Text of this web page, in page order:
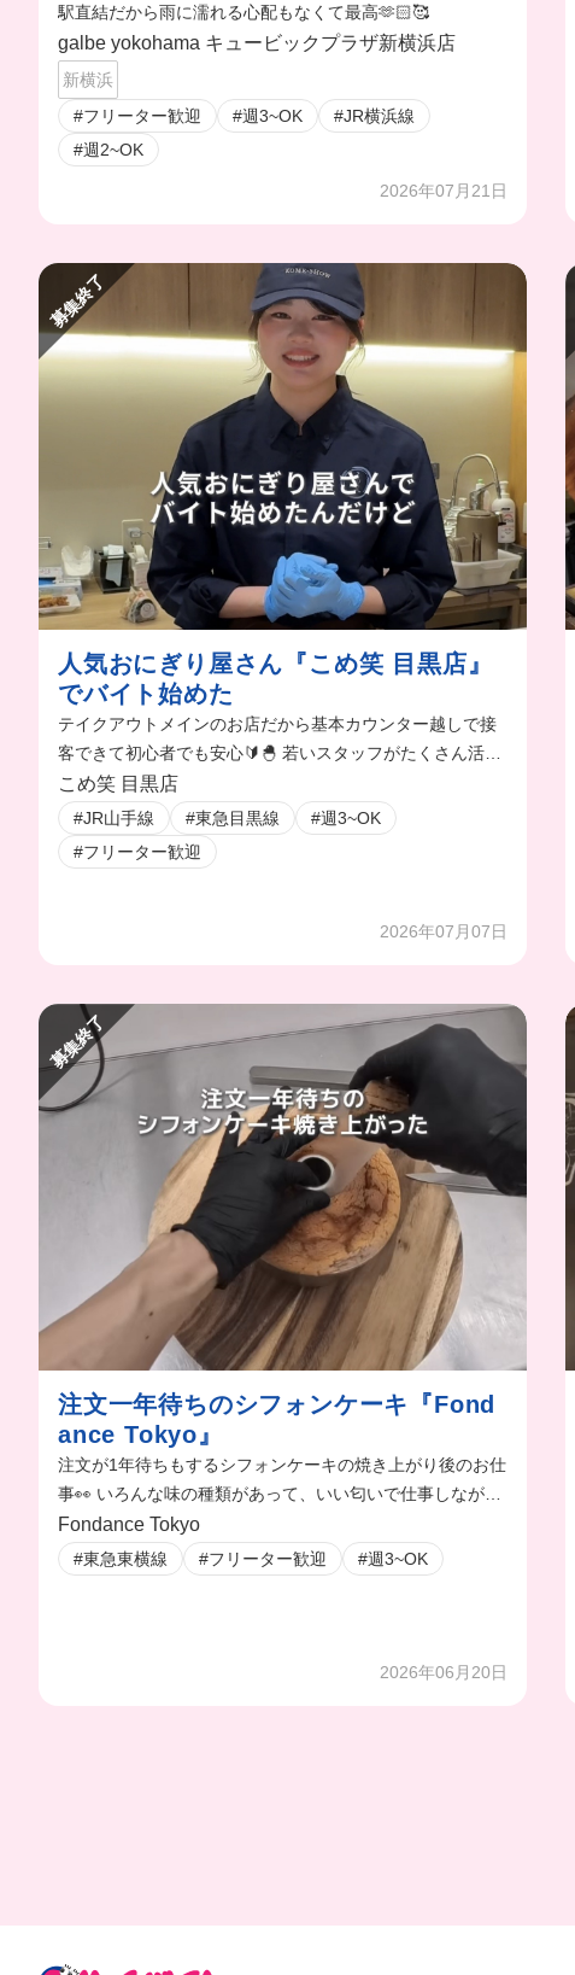
駅直結だから雨に濡れる心配もなくて最高🫶🏻🥰
galbe yokohama キュービックプラザ新横浜店
新横浜
#フリーター歓迎
#週3~OK
#JR横浜線
#週2~OK
2026年07月21日
募集終了
人気おにぎり屋さん『こめ笑 目黒店』
でバイト始めた
テイクアウトメインのお店だから基本カウンター越しで接
客できて初心者でも安心🔰🐣 若いスタッフがたくさん活躍
してて心強い🥹
こめ笑 目黒店
#JR山手線 #東急目黒線
#週3~OK
#フリーター歓迎
2026年07月07日
募集終了
注文一年待ちのシフォンケーキ『Fond
ance Tokyo』
注文が1年待ちもするシフォンケーキの焼き上がり後のお仕
事👀 いろんな味の種類があって、いい匂いで仕事しながら
空腹になる🤤
Fondance Tokyo
#東急東横線 #フリーター歓迎 #週3~OK
2026年06月20日